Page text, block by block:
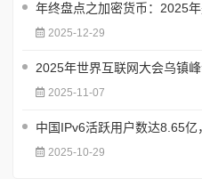
年终盘点之加密货币：2025
2025-12-29
2025年世界互联网大会乌镇
2025-11-07
中国IPv6活跃用户数达8.65亿
2025-10-29